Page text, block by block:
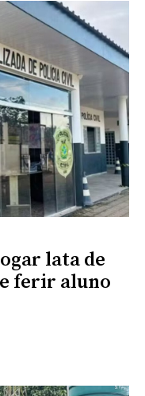
lata de
ferir aluno